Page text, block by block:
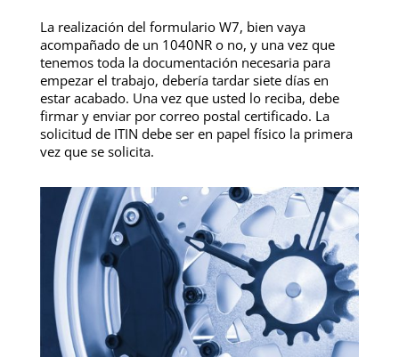
La realización del formulario W7, bien vaya
acompañado de un 1040NR o no, y una vez que
tenemos toda la documentación necesaria para
empezar el trabajo, debería tardar siete días en
estar acabado. Una vez que usted lo reciba, debe
firmar y enviar por correo postal certificado. La
solicitud de ITIN debe ser en papel físico la primera
vez que se solicita.